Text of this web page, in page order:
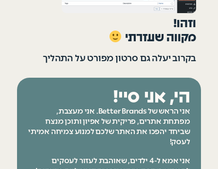
וזהו!
מקווה שעזרתי
בקרוב יעלה גם סרטון מפורט על התהליך
הי, אני סיי!
אני הראש של Better Brands. אני מעצבת,
מפתחת אתרים, פריקית של אפיון ותוכן מנצח
שביחד יהפכו את האתר שלכם למנוע צמיחה אמיתי
לעסק!
אני אמא ל-4 ילדים, שאוהבת לעזור לעסקים